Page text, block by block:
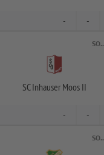
- -
SO..
SC Inhauser Moos II
- -
SO..